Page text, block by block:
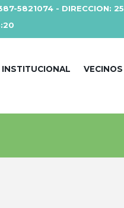
5821074 - DIRECCION:
INSTITUCIONAL VECINOS